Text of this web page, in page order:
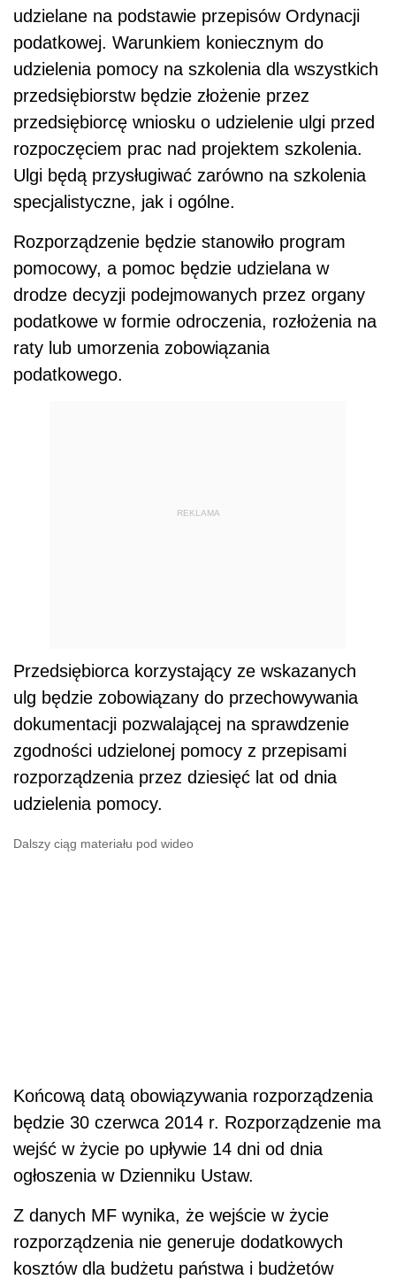
udzielane na podstawie przepisów Ordynacji
podatkowej. Warunkiem koniecznym do
udzielenia pomocy na szkolenia dla wszystkich
przedsiębiorstw będzie złożenie przez
przedsiębiorcę wniosku o udzielenie ulgi przed
rozpoczęciem prac nad projektem szkolenia.
Ulgi będą przysługiwać zarówno na szkolenia
specjalistyczne, jak i ogólne.
Rozporządzenie będzie stanowiło program
pomocowy, a pomoc będzie udzielana w
drodze decyzji podejmowanych przez organy
podatkowe w formie odroczenia, rozłożenia na
raty lub umorzenia zobowiązania
podatkowego.
REKLAMA
Przedsiębiorca korzystający ze wskazanych
ulg będzie zobowiązany do przechowywania
dokumentacji pozwalającej na sprawdzenie
zgodności udzielonej pomocy z przepisami
rozporządzenia przez dziesięć lat od dnia
udzielenia pomocy.
Dalszy ciąg materiału pod wideo
Końcową datą obowiązywania rozporządzenia
będzie 30 czerwca 2014 r. Rozporządzenie ma
wejść w życie po upływie 14 dni od dnia
ogłoszenia w Dzienniku Ustaw.
Z danych MF wynika, że wejście w życie
rozporządzenia nie generuje dodatkowych
kosztów dla budżetu państwa i budżetów